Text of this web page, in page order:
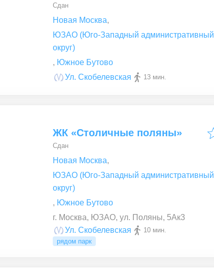
Сдан
Новая Москва,
ЮЗАО (Юго-Западный административный
округ)
, Южное Бутово
Ул. Скобелевская
13 мин.
ЖК «Столичные поляны»
Сдан
Новая Москва,
ЮЗАО (Юго-Западный административный
округ)
, Южное Бутово
г. Москва, ЮЗАО, ул. Поляны, 5Ак3
Ул. Скобелевская
10 мин.
рядом парк